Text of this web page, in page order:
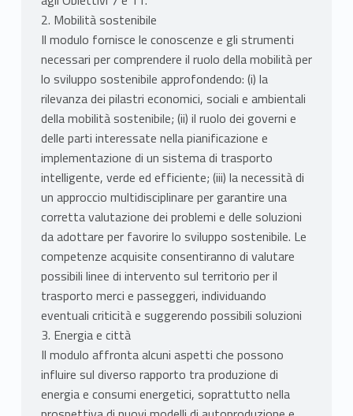
2. Mobilità sostenibile
Il modulo fornisce le conoscenze e gli strumenti
necessari per comprendere il ruolo della mobilità per
lo sviluppo sostenibile approfondendo: (i) la
rilevanza dei pilastri economici, sociali e ambientali
della mobilità sostenibile; (ii) il ruolo dei governi e
delle parti interessate nella pianificazione e
implementazione di un sistema di trasporto
intelligente, verde ed efficiente; (iii) la necessità di
un approccio multidisciplinare per garantire una
corretta valutazione dei problemi e delle soluzioni
da adottare per favorire lo sviluppo sostenibile. Le
competenze acquisite consentiranno di valutare
possibili linee di intervento sul territorio per il
trasporto merci e passeggeri, individuando
eventuali criticità e suggerendo possibili soluzioni
3. Energia e città
Il modulo affronta alcuni aspetti che possono
influire sul diverso rapporto tra produzione di
energia e consumi energetici, soprattutto nella